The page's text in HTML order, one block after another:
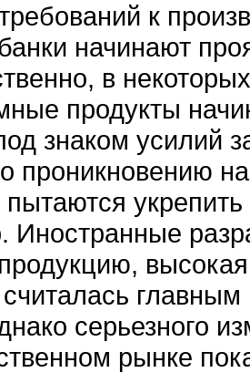
к
начинают
в
продукты
знаком усилий
проникновению
пытаются
Иностранные
главным
серьезного
рынке